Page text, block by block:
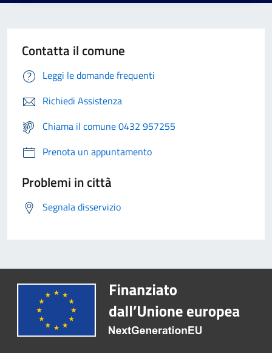
Contatta il comune
Leggi le domande frequenti
Richiedi Assistenza
Chiama il comune 0432 957255
Prenota un appuntamento
Problemi in città
Segnala disservizio